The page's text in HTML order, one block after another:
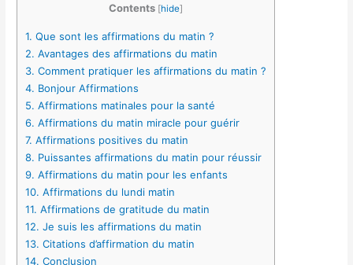
Contents [hide]
1. Que sont les affirmations du matin ?
2. Avantages des affirmations du matin
3. Comment pratiquer les affirmations du matin ?
4. Bonjour Affirmations
5. Affirmations matinales pour la santé
6. Affirmations du matin miracle pour guérir
7. Affirmations positives du matin
8. Puissantes affirmations du matin pour réussir
9. Affirmations du matin pour les enfants
10. Affirmations du lundi matin
11. Affirmations de gratitude du matin
12. Je suis les affirmations du matin
13. Citations d’affirmation du matin
14. Conclusion